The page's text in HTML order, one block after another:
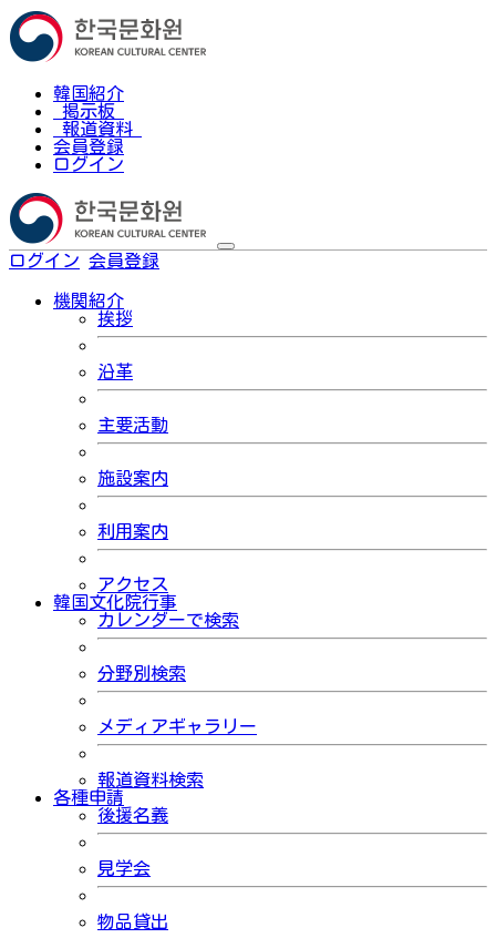
韓国紹介
掲示板
報道資料
会員登録
ログイン
ログイン 会員登録
機関紹介
挨拶
沿革
主要活動
施設案内
利用案内
アクセス
韓国文化院行事
カレンダーで検索
分野別検索
メディアギャラリー
報道資料検索
各種申請
後援名義
見学会
物品貸出